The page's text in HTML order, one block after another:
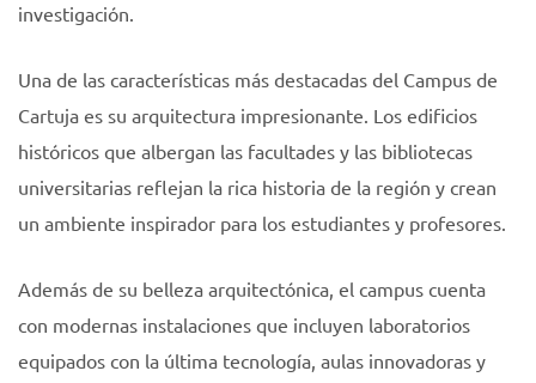
investigación.
Una de las características más destacadas del Campus de
Cartuja es su arquitectura impresionante. Los edificios
históricos que albergan las facultades y las bibliotecas
universitarias reflejan la rica historia de la región y crean
un ambiente inspirador para los estudiantes y profesores.
Además de su belleza arquitectónica, el campus cuenta
con modernas instalaciones que incluyen laboratorios
equipados con la última tecnología, aulas innovadoras y